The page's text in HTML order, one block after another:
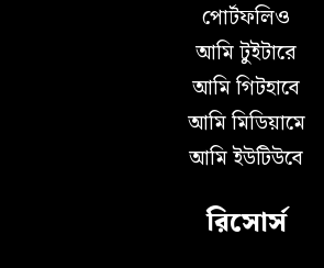
পোর্টফলিও
আমি টুইটারে
আমি গিটহাবে
আমি মিডিয়ামে
আমি ইউটিউবে
রিসোর্স